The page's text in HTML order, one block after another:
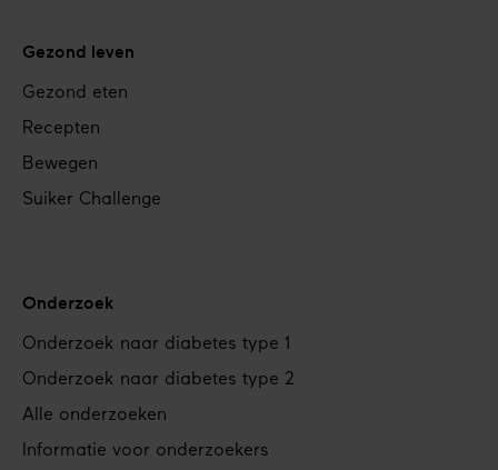
Gezond leven
Gezond eten
Recepten
Bewegen
Suiker Challenge
Onderzoek
Onderzoek naar diabetes type 1
Onderzoek naar diabetes type 2
Alle onderzoeken
Informatie voor onderzoekers